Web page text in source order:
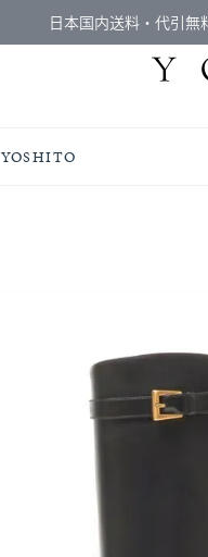
日本国内送料・代引無
YOSHITO